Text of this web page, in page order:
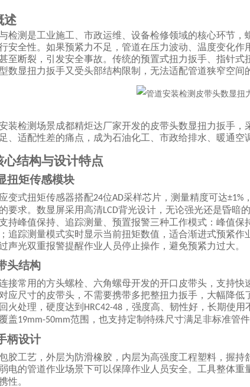
述
检测是工业施工、市政运维、设备检修领域的核心环节
安全性。如果预紧力不足，管道在压力波动、温度变化
至断裂，引发安全事故。传统的预置式扭力扳手、指针
数显扭力扳手又受头部结构限制，无法适配管道狭窄空间
装检测场景成都精炬达厂家开发的皮带头数显扭力扳手
、适配性差的痛点，成为石油化工、市政给排水、暖通空
心结构与设计特点
扭矩传感模块
变式扭矩传感器搭配24位AD采样芯片，测量精度可达±1%
要求。数显屏采用高清LCD背光设计，无论强光还是昏暗
持峰值保持、追踪测量、预置报警三种工作模式：峰值
追踪测量模式实时显示当前扭矩数值，适合渐进式预紧
声光双重报警提醒作业人员停止操作，避免预紧力过大。
头结构
接常用的方头螺栓、六角螺母开发的开口皮带头，支持
应尺寸的皮带头，不需要携带多把整扭力扳手，大幅降
火处理，硬度达到 HRC42-48，强度高、韧性好，长期使用
盖19mm-50mm范围，也支持定制特殊尺寸满足非标准管件
柄设计
胶工艺，外层为防滑橡胶，内层为高强度工程塑料，握
电的管道作业场景下可以保障作业人员安全。工具整体重
性。